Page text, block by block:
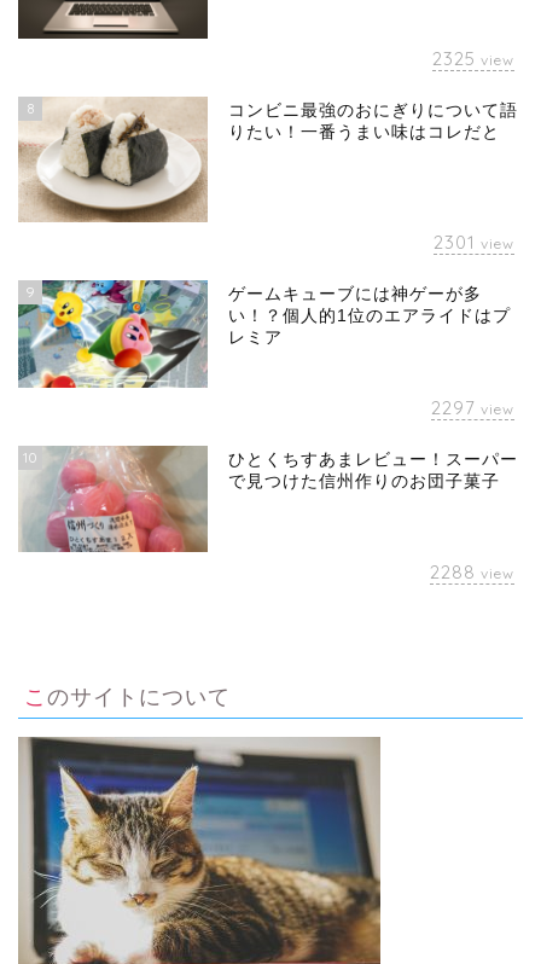
2325 view
8
コンビニ最強のおにぎりについて語
りたい！一番うまい味はコレだと
2301 view
9
ゲームキューブには神ゲーが多
い！？個人的1位のエアライドはプ
レミア
2297 view
10
ひとくちすあまレビュー！スーパー
で見つけた信州作りのお団子菓子
2288 view
このサイトについて